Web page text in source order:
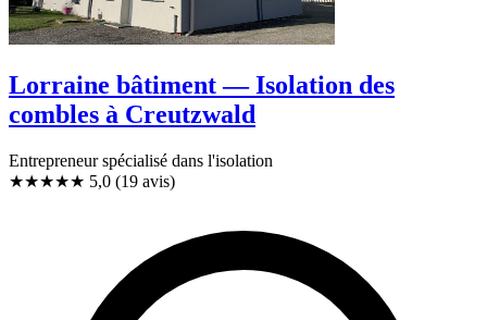
Lorraine bâtiment — Isolation des
combles à Creutzwald
Entrepreneur spécialisé dans l'isolation
★★★★★ 5,0 (19 avis)